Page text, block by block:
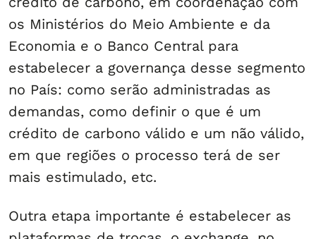
os Ministérios do Meio Ambiente e da
Economia e o Banco Central para
estabelecer a governança desse segmento
no País: como serão administradas as
demandas, como definir o que é um
crédito de carbono válido e um não válido,
em que regiões o processo terá de ser
mais estimulado, etc.
Outra etapa importante é estabelecer as